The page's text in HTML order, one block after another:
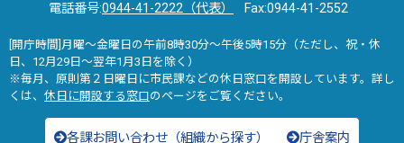
電話番号:0944-41-2222（代表） Fax:0944-41-2552
[開庁時間]月曜～金曜日の午前8時30分～午後5時15分（ただし、祝・休
日、12月29日～翌年1月3日を除く）
※毎月、原則第２日曜日に市民課などの休日窓口を開設しています。詳し
くは、 休日に開設する窓口のページをご覧ください。
各課お問い合わせ（組織から探す） 庁舎案内